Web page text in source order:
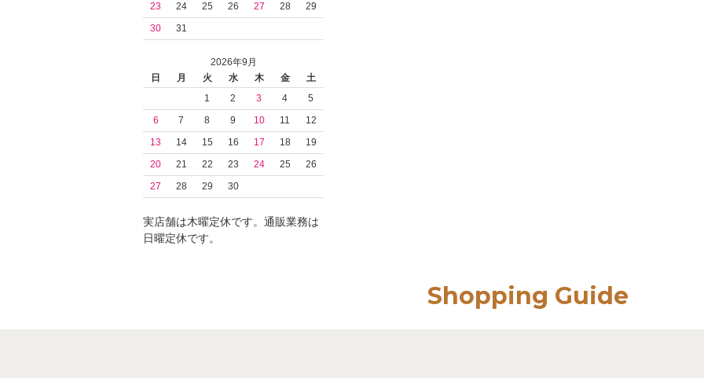
23
24 25 26 27 28
29
30
31
2026年9月
日
月 火 水 木 金
土
1
2 3 4
5
6
7 8 9 10 11
12
13
14 15 16 17 18
19
20
21 22 23 24 25
26
27
28 29 30
実店舗は木曜定休です。通販業務は
日曜定休です。
Shopping Guide